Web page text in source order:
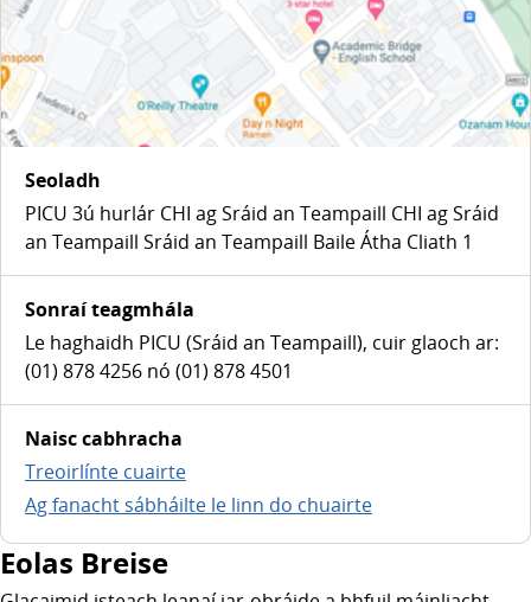
Seoladh
PICU 3ú hurlár CHI ag Sráid an Teampaill CHI ag Sráid
an Teampaill Sráid an Teampaill Baile Átha Cliath 1
Sonraí teagmhála
Le haghaidh PICU (Sráid an Teampaill), cuir glaoch ar:
(01) 878 4256 nó (01) 878 4501
Naisc cabhracha
Treoirlínte cuairte
Ag fanacht sábháilte le linn do chuairte
Eolas Breise